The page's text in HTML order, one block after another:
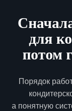
для
потом
Порядок
а понятную